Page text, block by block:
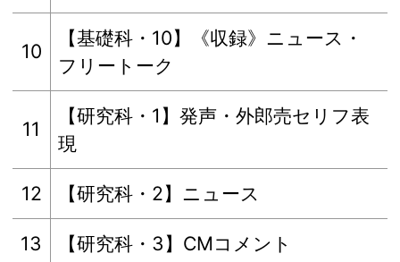
10
【基礎科・10】《収録》ニュース・
フリートーク
11
【研究科・1】発声・外郎売セリフ表
現
12 【研究科・2】ニュース
13 【研究科・3】CMコメント